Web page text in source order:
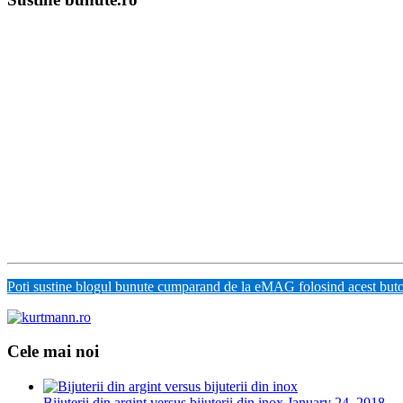
Poti sustine blogul bunute cumparand de la eMAG folosind acest
Cele mai noi